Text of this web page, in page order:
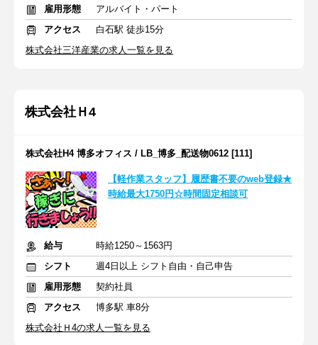
雇用形態
アルバイト・パート
アクセス
白石駅 徒歩15分
株式会社三洋産業の求人一覧を見る
株式会社Ｈ4
株式会社H4 博多オフィス / LB_博多_配送物0612 [111]
【軽作業スタッフ】履歴書不要のweb登録★
時給最大1750円☆時間固定相談可
給与
時給1250～1563円
シフト
週4日以上 シフト自由・自己申告
雇用形態
契約社員
アクセス
博多駅 車8分
株式会社Ｈ4の求人一覧を見る